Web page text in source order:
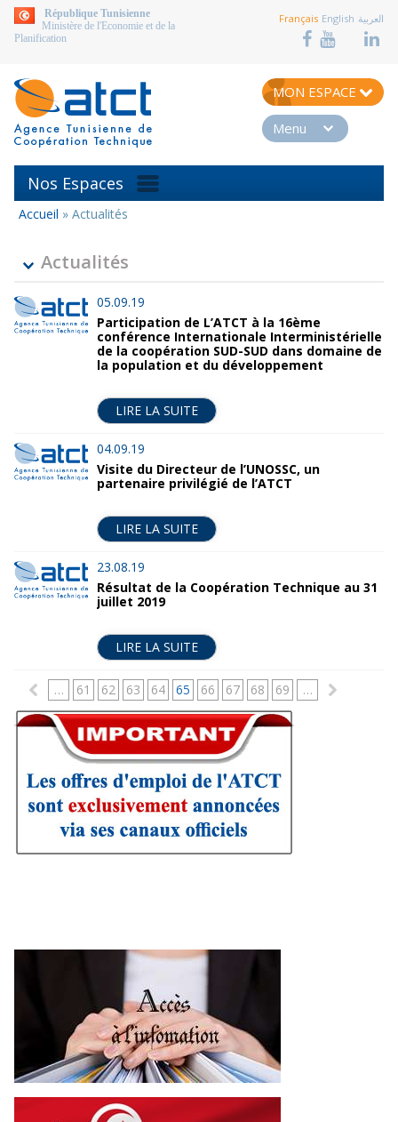
aller au contenu
République Tunisienne
Ministère de l'Economie et de la
Planification
Français English العربية
MON ESPACE
Menu
Nos Espaces
Vous
Accueil » Actualités
Actualités
05.09.19
Participation de L’ATCT à la 16ème
conférence Internationale Interministérielle
de la coopération SUD-SUD dans domaine de
la population et du développement
LIRE LA SUITE
04.09.19
Visite du Directeur de l’UNOSSC, un
partenaire privilégié de l’ATCT
LIRE LA SUITE
23.08.19
Résultat de la Coopération Technique au 31
juillet 2019
LIRE LA SUITE
a
g
… 61 62 63 64 65 66 67 68 69 …